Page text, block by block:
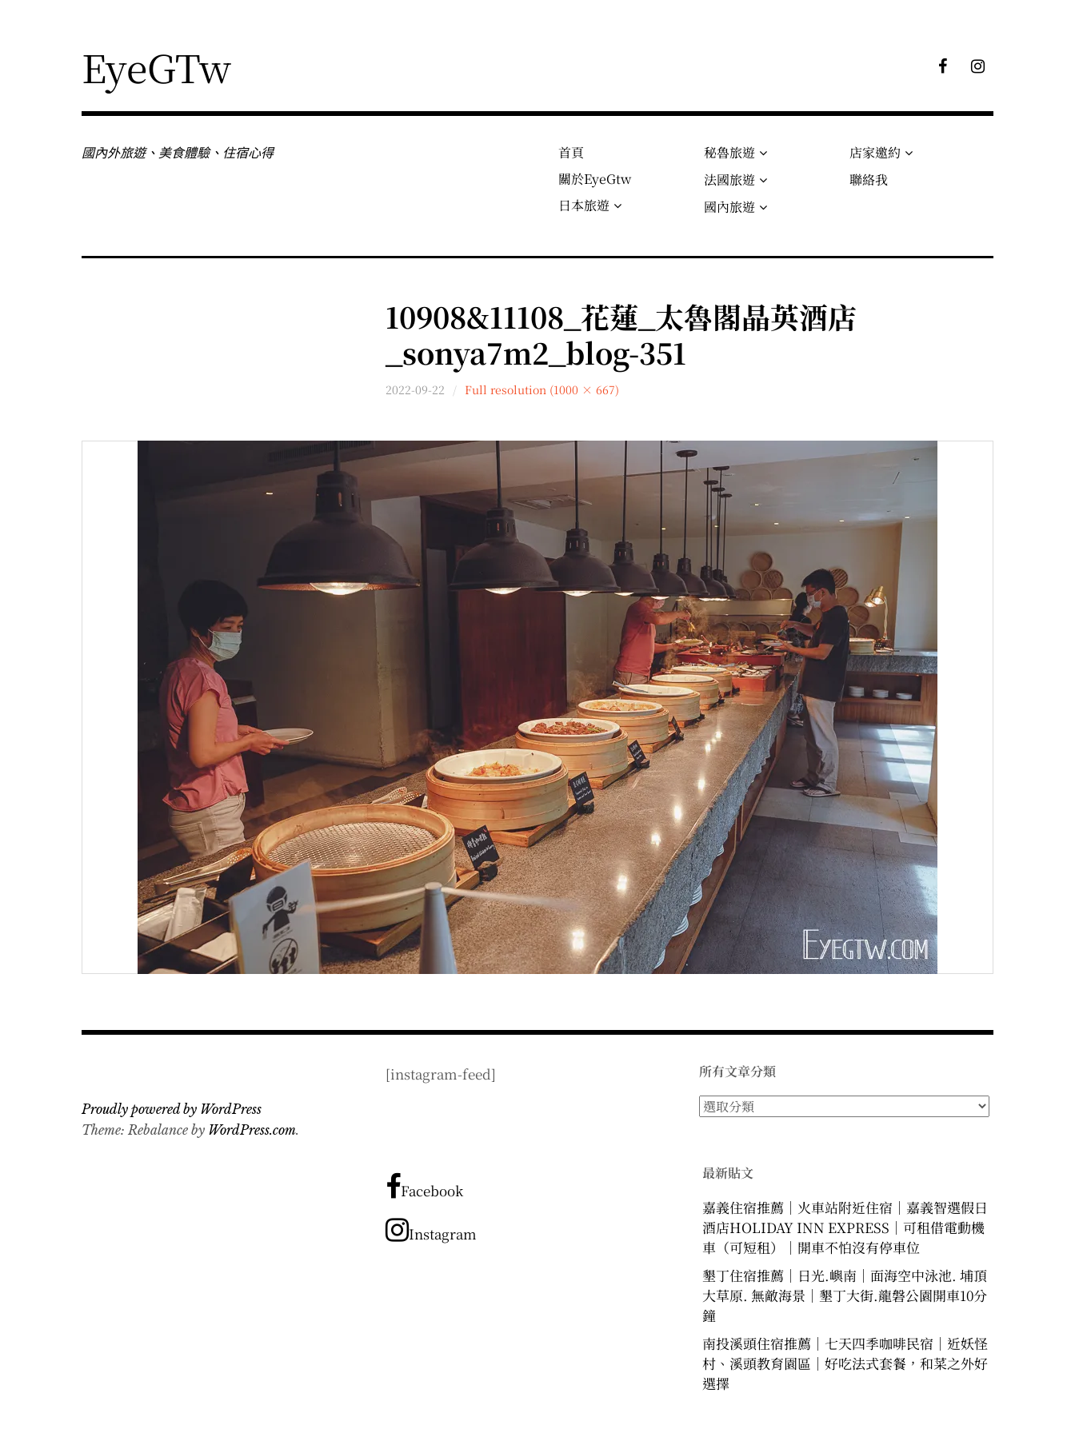
EyeGTw
絲
國內外旅遊、美食體驗、住宿心得
首頁
關於EyeGtw
日本旅遊
秘魯旅遊
法國旅遊
國內旅遊
店家邀約
聯絡我
10908&11108_花蓮_太魯閣晶英酒店
_sonya7m2_blog-351
2022-09-22 Full resolution (1000 × 667)
[instagram-feed] 所有文章分類
所
章
分
類
Facebook
Instagram
最新貼文
嘉義住宿推薦｜火車站附近住宿｜嘉義智選假日
酒店HOLIDAY INN EXPRESS｜可租借電動機
車（可短租）｜開車不怕沒有停車位
墾丁住宿推薦｜日光.嶼南｜面海空中泳池. 埔頂
大草原. 無敵海景｜墾丁大街.龍磐公園開車10分
鐘
南投溪頭住宿推薦｜七天四季咖啡民宿｜近妖怪
村、溪頭教育園區｜好吃法式套餐，和菜之外好
選擇
Proudly powered by WordPress
Theme: Rebalance by WordPress.com.